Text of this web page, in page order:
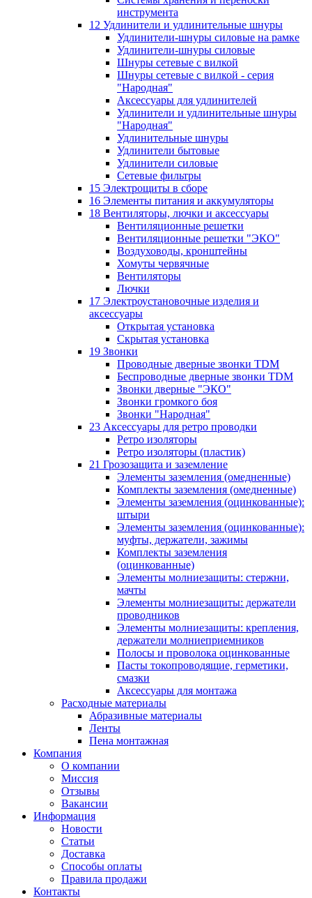
инструмента
12 Удлинители и удлинительные шнуры
Удлинители-шнуры силовые на рамке
Удлинители-шнуры силовые
Шнуры сетевые с вилкой
Шнуры сетевые с вилкой - серия
"Народная"
Аксессуары для удлинителей
Удлинители и удлинительные шнуры
"Народная"
Удлинительные шнуры
Удлинители бытовые
Удлинители силовые
Сетевые фильтры
15 Электрощиты в сборе
16 Элементы питания и аккумуляторы
18 Вентиляторы, лючки и аксессуары
Вентиляционные решетки
Вентиляционные решетки "ЭКО"
Воздуховоды, кронштейны
Хомуты червячные
Вентиляторы
Лючки
17 Электроустановочные изделия и
аксессуары
Открытая установка
Скрытая установка
19 Звонки
Проводные дверные звонки TDM
Беспроводные дверные звонки TDM
Звонки дверные "ЭКО"
Звонки громкого боя
Звонки "Народная"
23 Аксессуары для ретро проводки
Ретро изоляторы
Ретро изоляторы (пластик)
21 Грозозащита и заземление
Элементы заземления (омедненные)
Комплекты заземления (омедненные)
Элементы заземления (оцинкованные):
штыри
Элементы заземления (оцинкованные):
муфты, держатели, зажимы
Комплекты заземления
(оцинкованные)
Элементы молниезащиты: стержни,
мачты
Элементы молниезащиты: держатели
проводников
Элементы молниезащиты: крепления,
держатели молниеприемников
Полосы и проволока оцинкованные
Пасты токопроводящие, герметики,
смазки
Аксессуары для монтажа
Расходные материалы
Абразивные материалы
Ленты
Пена монтажная
Компания
О компании
Миссия
Отзывы
Вакансии
Информация
Новости
Статьи
Доставка
Способы оплаты
Правила продажи
Контакты